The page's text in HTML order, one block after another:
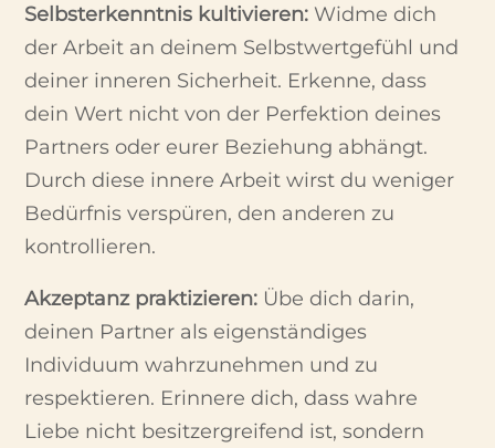
Selbsterkenntnis kultivieren: Widme dich
der Arbeit an deinem Selbstwertgefühl und
deiner inneren Sicherheit. Erkenne, dass
dein Wert nicht von der Perfektion deines
Partners oder eurer Beziehung abhängt.
Durch diese innere Arbeit wirst du weniger
Bedürfnis verspüren, den anderen zu
kontrollieren.
Akzeptanz praktizieren: Übe dich darin,
deinen Partner als eigenständiges
Individuum wahrzunehmen und zu
respektieren. Erinnere dich, dass wahre
Liebe nicht besitzergreifend ist, sondern